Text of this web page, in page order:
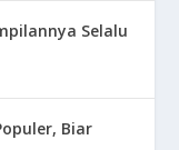
Selalu
Biar